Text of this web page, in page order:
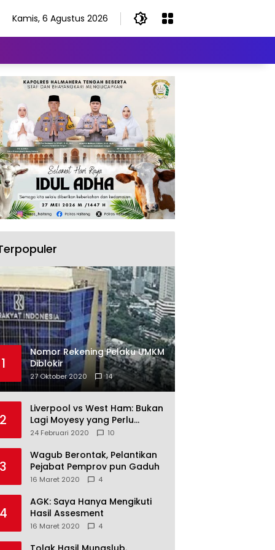
Kamis, 6 Agustus 2026
1
Nomor Rekening Pelaku UMKM
Diblokir
27 Oktober 2020 14
2
Liverpool vs West Ham: Bukan
Lagi Moyesy yang Perlu
Ditakuti
24 Februari 2020 10
3
Wagub Berontak, Pelantikan
Pejabat Pemprov pun Gaduh
16 Maret 2020 4
4
AGK: Saya Hanya Mengikuti
Hasil Assesment
16 Maret 2020 4